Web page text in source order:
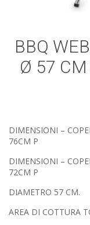
BBQ
Ø 57 CM
DIMENSIONI –
76CM P
DIMENSIONI –
72CM P
DIAMETRO 57 CM.
AREA DI COTTURA